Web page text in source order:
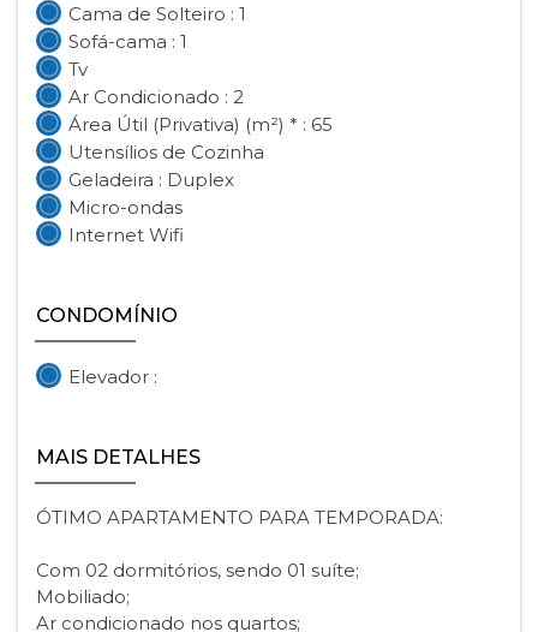
Cama de Solteiro : 1
Sofá-cama : 1
Tv
Ar Condicionado : 2
Área Útil (Privativa) (m²) * : 65
Utensílios de Cozinha
Geladeira : Duplex
Micro-ondas
Internet Wifi
CONDOMÍNIO
Elevador :
MAIS DETALHES
ÓTIMO APARTAMENTO PARA TEMPORADA:
Com 02 dormitórios, sendo 01 suíte;
Mobiliado;
Ar condicionado nos quartos;